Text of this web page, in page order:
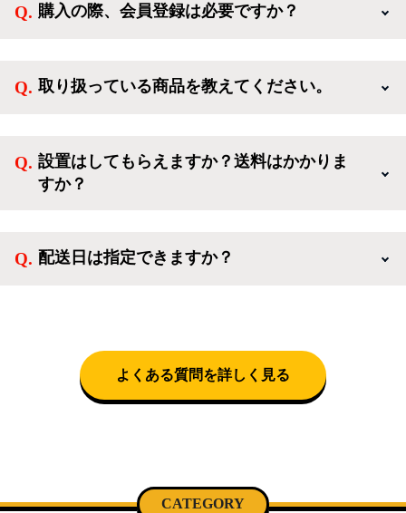
購入の際、会員登録は必要ですか？
方、登録しなくてもカートに商品を入れた後、ログイ
取り扱っている商品を教えてください。
活を応援するような家電セットから、季節・空調家
電、調理家電、生活家電まで、幅広く中古家電を取り
設置はしてもらえますか？送料はかかりま
すか？
神奈川・千葉)において自社配送を選択いただくこと
配送日は指定できますか？
話にて日時決定に関するご連絡をさせて頂きます。
よくある質問を詳しく見る
CATEGORY